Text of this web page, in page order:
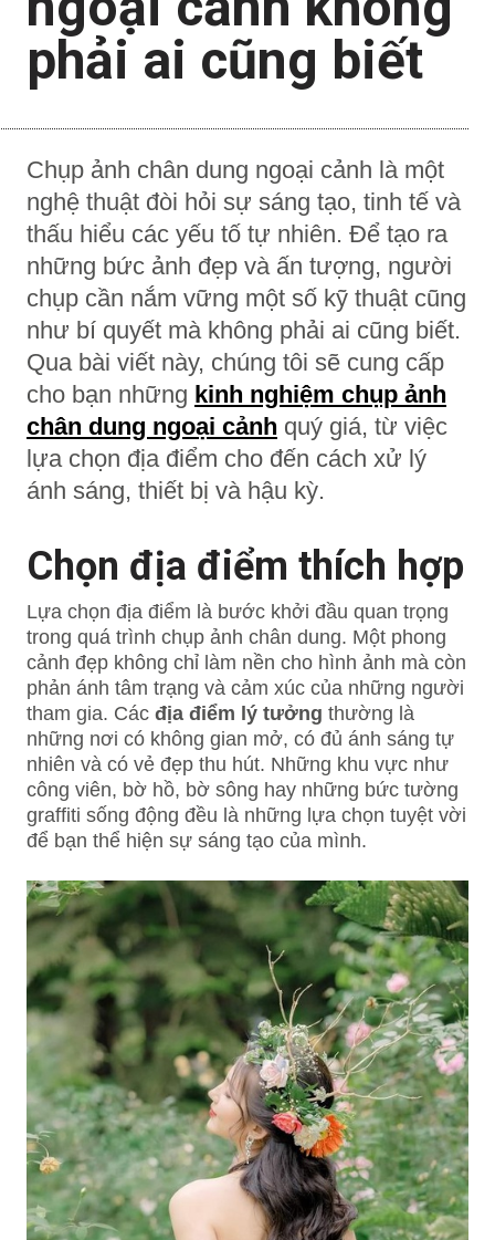
phải ai cũng biết
Chụp ảnh chân dung ngoại cảnh là một
nghệ thuật đòi hỏi sự sáng tạo, tinh tế và
thấu hiểu các yếu tố tự nhiên. Để tạo ra
những bức ảnh đẹp và ấn tượng, người
chụp cần nắm vững một số kỹ thuật cũng
như bí quyết mà không phải ai cũng biết.
Qua bài viết này, chúng tôi sẽ cung cấp
cho bạn những kinh nghiệm chụp ảnh
chân dung ngoại cảnh quý giá, từ việc
lựa chọn địa điểm cho đến cách xử lý
ánh sáng, thiết bị và hậu kỳ.
Chọn địa điểm thích hợp
Lựa chọn địa điểm là bước khởi đầu quan trọng
trong quá trình chụp ảnh chân dung. Một phong
cảnh đẹp không chỉ làm nền cho hình ảnh mà còn
phản ánh tâm trạng và cảm xúc của những người
tham gia. Các địa điểm lý tưởng thường là
những nơi có không gian mở, có đủ ánh sáng tự
nhiên và có vẻ đẹp thu hút. Những khu vực như
công viên, bờ hồ, bờ sông hay những bức tường
graffiti sống động đều là những lựa chọn tuyệt vời
để bạn thể hiện sự sáng tạo của mình.